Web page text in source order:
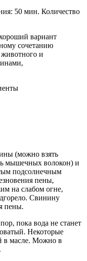
50 мин. Количество
вариант
сочетанию
и
(можно взять
мышечных волокон) и
подсолнечным
пены,
на слабом огне,
Свинину
пены.
пока вода не станет
Некоторые
в масле. Можно в